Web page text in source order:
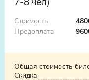
Стоимость
Предоплата
Общая стоимость
Скидка